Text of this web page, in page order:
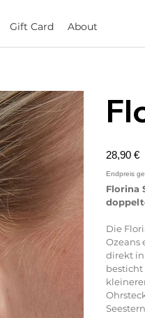
Gift Card About
Preis
28,90 €
Florina
Die
Ozeans
direkt in
besticht